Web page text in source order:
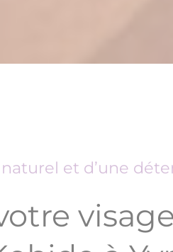
et d’une